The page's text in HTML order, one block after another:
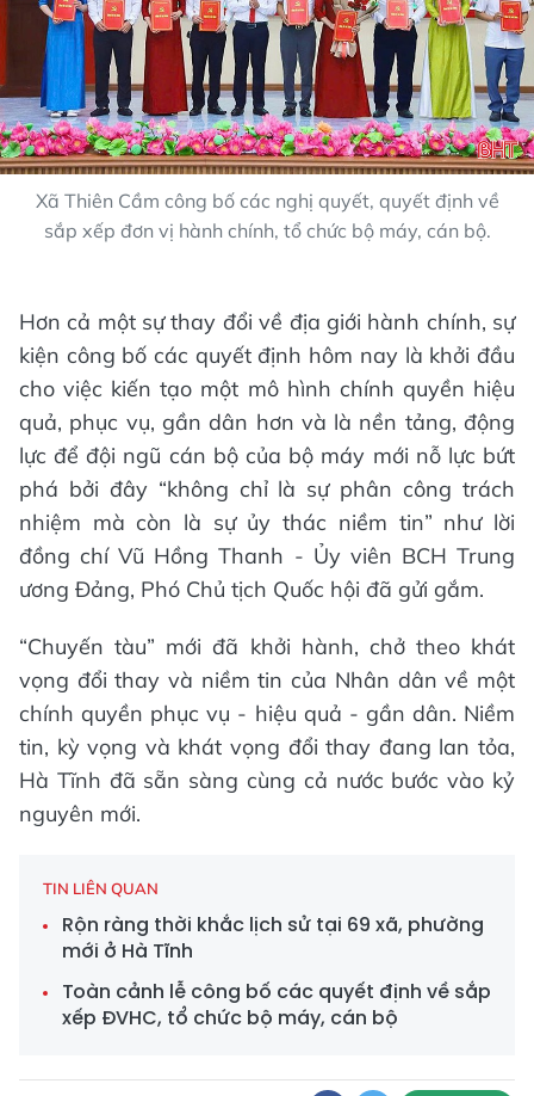
Xã Thiên Cầm công bố các nghị quyết, quyết định về
sắp xếp đơn vị hành chính, tổ chức bộ máy, cán bộ.
Hơn cả một sự thay đổi về địa giới hành chính, sự
kiện công bố các quyết định hôm nay là khởi đầu
cho việc kiến tạo một mô hình chính quyền hiệu
quả, phục vụ, gần dân hơn và là nền tảng, động
lực để đội ngũ cán bộ của bộ máy mới nỗ lực bứt
phá bởi đây “không chỉ là sự phân công trách
nhiệm mà còn là sự ủy thác niềm tin” như lời
đồng chí Vũ Hồng Thanh - Ủy viên BCH Trung
ương Đảng, Phó Chủ tịch Quốc hội đã gửi gắm.
“Chuyến tàu” mới đã khởi hành, chở theo khát
vọng đổi thay và niềm tin của Nhân dân về một
chính quyền phục vụ - hiệu quả - gần dân. Niềm
tin, kỳ vọng và khát vọng đổi thay đang lan tỏa,
Hà Tĩnh đã sẵn sàng cùng cả nước bước vào kỷ
nguyên mới.
TIN LIÊN QUAN
Rộn ràng thời khắc lịch sử tại 69 xã, phường
mới ở Hà Tĩnh
Toàn cảnh lễ công bố các quyết định về sắp
xếp ĐVHC, tổ chức bộ máy, cán bộ